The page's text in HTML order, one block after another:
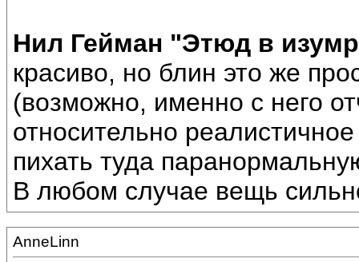
Нил Гейман "Этюд в
красиво, но блин это же
(возможно, именно с него
относительно
пихать туда
В любом случае вещь
AnneLinn